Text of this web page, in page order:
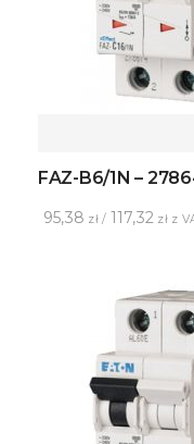
FAZ-B6/1N –
95,38 zł / 117,32 zł z